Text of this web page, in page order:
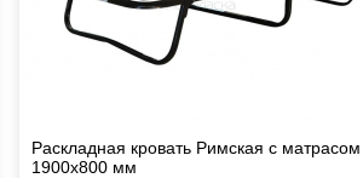
Раскладная кровать Римская с матрасом
1900х800 мм